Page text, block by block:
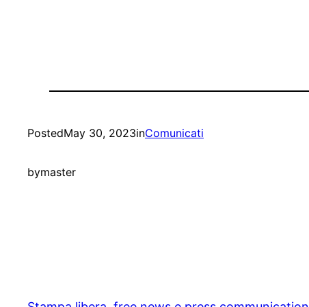
PostedMay 30, 2023inComunicati
bymaster